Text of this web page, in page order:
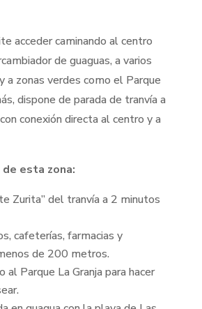
acceder caminando al centro
de guaguas, a varios
a zonas verdes como el Parque
dispone de parada de tranvía a
conexión directa al centro y a
esta zona:
Zurita” del tranvía a 2 minutos
cafeterías, farmacias y
de 200 metros.
al Parque La Granja para hacer